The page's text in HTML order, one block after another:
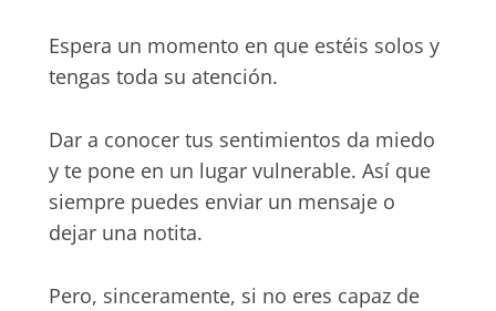
Espera un momento en que estéis solos y
tengas toda su atención.
Dar a conocer tus sentimientos da miedo
y te pone en un lugar vulnerable. Así que
siempre puedes enviar un mensaje o
dejar una notita.
Pero, sinceramente, si no eres capaz de